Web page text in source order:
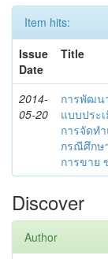
Item hits:
Issue
Date
Title
2014-
05-20
การพัฒน
แบบประ
การจัดท
กรณีศึกษ
การขาย
Discover
Author